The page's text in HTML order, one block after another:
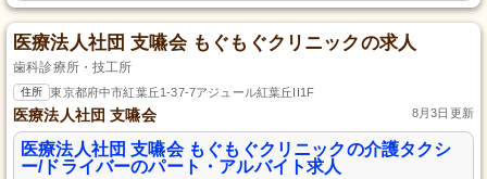
医療法人社団 支嚥会 もぐもぐクリニックの求人
歯科診療所・技工所
住所 東京都府中市紅葉丘1-37-7アジュール紅葉丘II1F
医療法人社団 支嚥会 8月3日更新
医療法人社団 支嚥会 もぐもぐクリニックの介護タクシ
ー/ドライバーのパート・アルバイト求人